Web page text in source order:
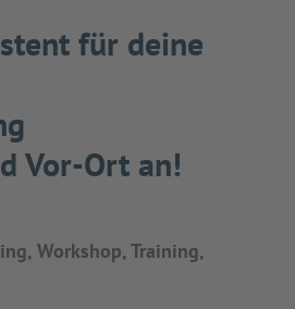
für deine
Vor-Ort an!
Workshop, Training,